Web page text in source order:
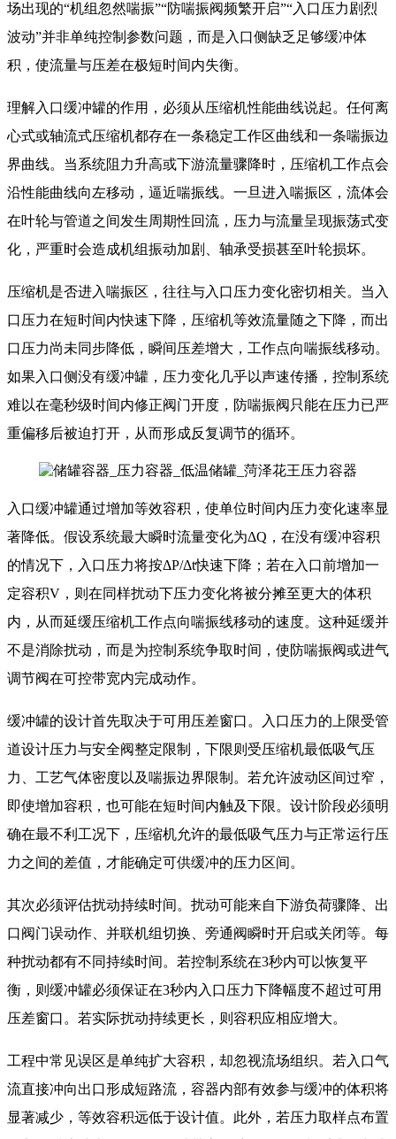
场出现的“机组忽然喘振”“防喘振阀频繁开启”“入口压力剧烈
波动”并非单纯控制参数问题，而是入口侧缺乏足够缓冲体
积，使流量与压差在极短时间内失衡。
理解入口缓冲罐的作用，必须从压缩机性能曲线说起。任何离
心式或轴流式压缩机都存在一条稳定工作区曲线和一条喘振边
界曲线。当系统阻力升高或下游流量骤降时，压缩机工作点会
沿性能曲线向左移动，逼近喘振线。一旦进入喘振区，流体会
在叶轮与管道之间发生周期性回流，压力与流量呈现振荡式变
化，严重时会造成机组振动加剧、轴承受损甚至叶轮损坏。
压缩机是否进入喘振区，往往与入口压力变化密切相关。当入
口压力在短时间内快速下降，压缩机等效流量随之下降，而出
口压力尚未同步降低，瞬间压差增大，工作点向喘振线移动。
如果入口侧没有缓冲罐，压力变化几乎以声速传播，控制系统
难以在毫秒级时间内修正阀门开度，防喘振阀只能在压力已严
重偏移后被迫打开，从而形成反复调节的循环。
入口缓冲罐通过增加等效容积，使单位时间内压力变化速率显
著降低。假设系统最大瞬时流量变化为ΔQ，在没有缓冲容积
的情况下，入口压力将按ΔP/Δt快速下降；若在入口前增加一
定容积V，则在同样扰动下压力变化将被分摊至更大的体积
内，从而延缓压缩机工作点向喘振线移动的速度。这种延缓并
不是消除扰动，而是为控制系统争取时间，使防喘振阀或进气
调节阀在可控带宽内完成动作。
缓冲罐的设计首先取决于可用压差窗口。入口压力的上限受管
道设计压力与安全阀整定限制，下限则受压缩机最低吸气压
力、工艺气体密度以及喘振边界限制。若允许波动区间过窄，
即使增加容积，也可能在短时间内触及下限。设计阶段必须明
确在最不利工况下，压缩机允许的最低吸气压力与正常运行压
力之间的差值，才能确定可供缓冲的压力区间。
其次必须评估扰动持续时间。扰动可能来自下游负荷骤降、出
口阀门误动作、并联机组切换、旁通阀瞬时开启或关闭等。每
种扰动都有不同持续时间。若控制系统在3秒内可以恢复平
衡，则缓冲罐必须保证在3秒内入口压力下降幅度不超过可用
压差窗口。若实际扰动持续更长，则容积应相应增大。
工程中常见误区是单纯扩大容积，却忽视流场组织。若入口气
流直接冲向出口形成短路流，容器内部有效参与缓冲的体积将
显著减少，等效容积远低于设计值。此外，若压力取样点布置